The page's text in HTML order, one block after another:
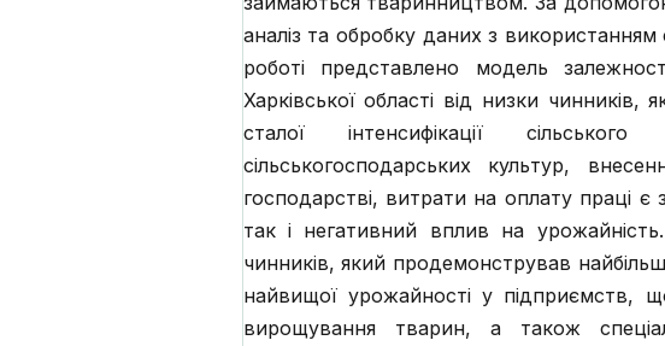
аналіз та обробку даних з
роботі представлено модель
Харківської області від низки
сталої інтенсифікації
сільськогосподарських культур,
господарстві, витрати на оплату праці
так і негативний вплив на
чинників, який продемонстрував
найвищої урожайності у підприємств,
вирощування тварин, а також